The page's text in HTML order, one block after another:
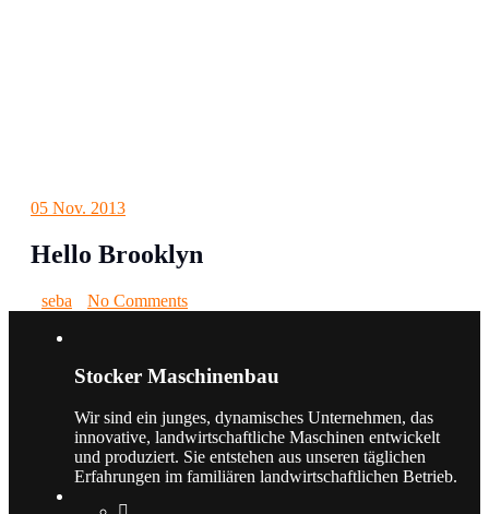
05 Nov. 2013
Hello Brooklyn
seba No Comments
Stocker Maschinenbau
Wir sind ein junges, dynamisches Unternehmen, das
innovative, landwirtschaftliche Maschinen entwickelt
und produziert. Sie entstehen aus unseren täglichen
Erfahrungen im familiären landwirtschaftlichen Betrieb.